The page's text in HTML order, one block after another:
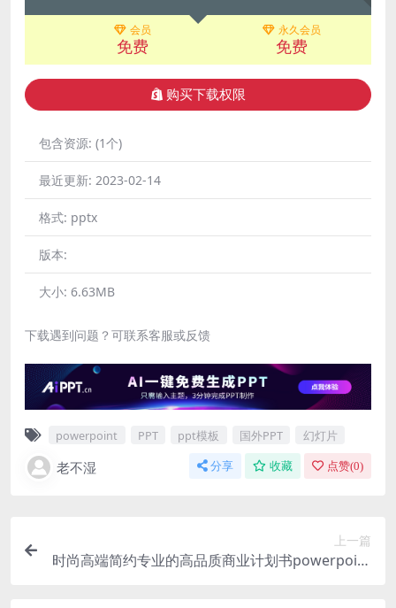
会员
免费
永久会员
免费
购买下载权限
包含资源: (1个)
最近更新: 2023-02-14
格式: pptx
版本:
大小: 6.63MB
下载遇到问题？可联系客服或反馈
powerpoint PPT ppt模板 国外PPT 幻灯片
老不湿 分享 收藏 点赞(0)
上一篇
时尚高端简约专业的高品质商业计划书powerpoint